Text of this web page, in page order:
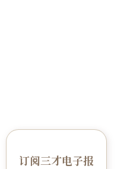
订阅三才电子报